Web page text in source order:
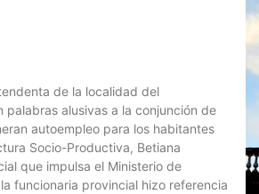
de la localidad del
alusivas a la conjunción de
autoempleo para los habitantes
Socio-Productiva, Betiana
que impulsa el Ministerio de
funcionaria provincial hizo referencia